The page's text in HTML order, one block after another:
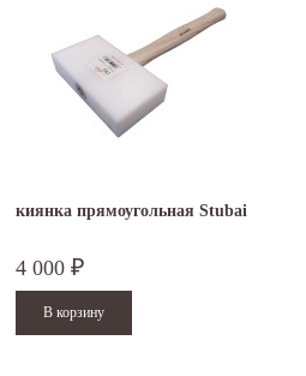
киянка прямоугольная Stubai
4 000 ₽